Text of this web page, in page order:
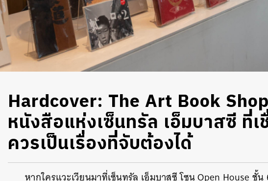
Hardcover: The Art Book
หนังสือแห่งเซ็นทรัล เอ็มบาสซี ที่เ
ควรเป็นเรื่องที่จับต้องได้
หากใครแวะเวียนมาที่เซ็นทรัล เอ็มบาสซี โซน Open House ชั้